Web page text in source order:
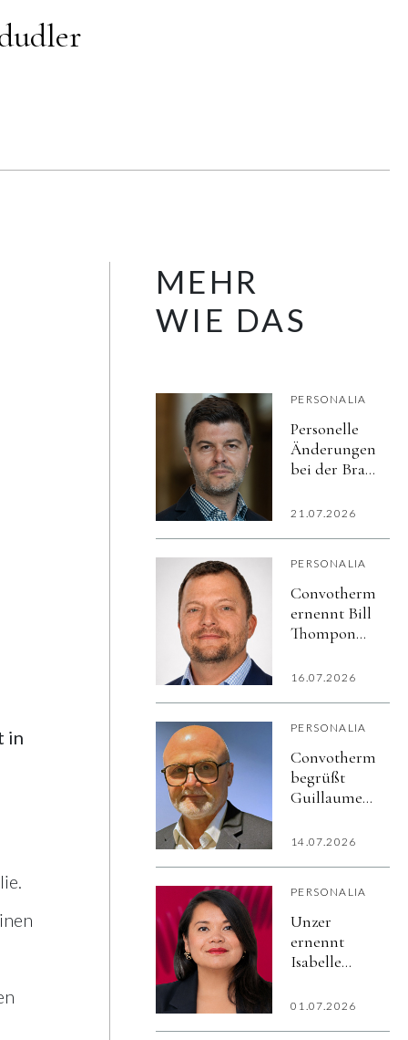
in
MEHR
WIE DAS
PERSONALIA
Personelle
Änderungen
bei der Brau
Österreich:
übernimmt
Leitung von
Corporate
Affairs
21.07.2026
PERSONALIA
Convotherm
ernennt Bill
Thompon
Manager von
16.07.2026
PERSONALIA
Convotherm
begrüßt
Guillaume
Sales
14.07.2026
PERSONALIA
Unzer
ernennt
Isabelle
Chief
01.07.2026